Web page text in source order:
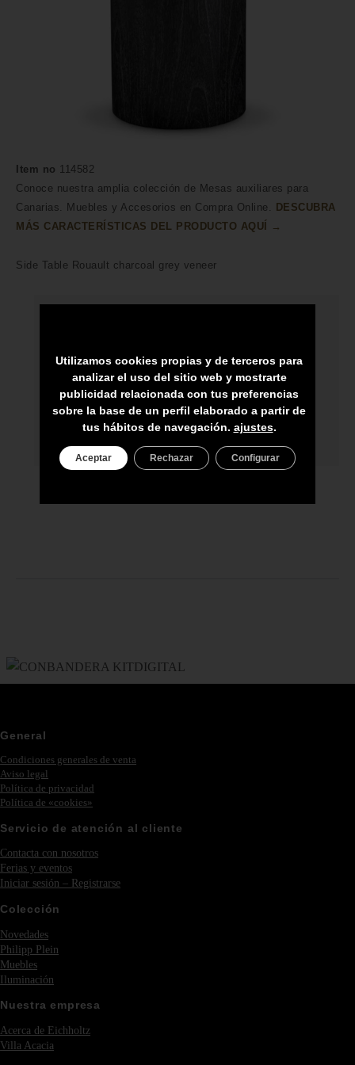
Item no 114582
Conoce nuestra amplia colección de Mesas auxiliares para
Canarias. Muebles y Accesorios en Compra Online.
DESCUBRA
MÁS CARACTERÍSTICAS DEL PRODUCTO AQUÍ →
Side Table Rouault charcoal grey veneer
ENVÍO A TODA CANARIAS
ASESORAMIENTO PERSONAL
PRECIO DEL PRODUCTO NO INCLUYE
IGIC
General
Condiciones generales de venta
Aviso legal
Política de privacidad
Política de «cookies»
Servicio de atención al cliente
Contacta con nosotros
Ferias y eventos
Iniciar sesión – Registrarse
Colección
Novedades
Philipp Plein
Muebles
Iluminación
Nuestra empresa
Acerca de Eichholtz
Villa Acacia
Utilizamos cookies propias y de terceros para
analizar el uso del sitio web y mostrarte
publicidad relacionada con tus preferencias
sobre la base de un perfil elaborado a partir de
tus hábitos de navegación. ajustes.
Aceptar Rechazar Configurar